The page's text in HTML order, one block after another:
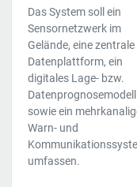
Das System soll ein
Sensornetzwerk im
Gelände, eine zentrale
Datenplattform, ein
digitales Lage- bzw.
Datenprognosemodell
sowie ein
Warn- und
umfassen.